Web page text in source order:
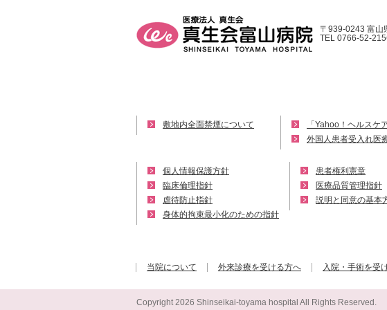
〒939-0243 富山
TEL 0766-52-
敷地内全面禁煙について
「Yahoo！ヘルスケ
外国人患者受入れ医
個人情報保護方針
臨床倫理指針
虐待防止指針
身体的拘束最小化のための指針
患者権利憲章
医療品質管理指針
説明と同意の基本
当院について 外来診療を受ける方へ 入院・手術を受
Copyright 2026 Shinseikai-toyama hospital All Rights Reserved.